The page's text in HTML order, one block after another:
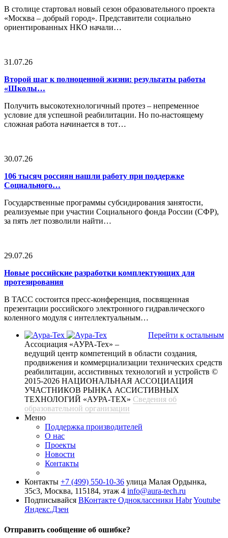
В столице стартовал новый сезон образовательного проекта
«Москва – добрый город». Представители социально
ориентированных НКО начали…
31.07.26
Второй шаг к полноценной жизни: результаты работы
«Школы…
Получить высокотехнологичный протез – непременное
условие для успешной реабилитации. Но по-настоящему
сложная работа начинается в тот…
30.07.26
106 тысяч россиян нашли работу при поддержке
Социального…
Государственные программы субсидирования занятости,
реализуемые при участии Социального фонда России (СФР),
за пять лет позволили найти…
29.07.26
Новые российские разработки комплектующих для
протезирования
В ТАСС состоится пресс-конференция, посвященная
презентации российского электронного гидравлического
коленного модуля с интеллектуальным…
Перейти к остальным
Ассоциация «АУРА-Тех» –
ведущий центр компетенций в области создания,
продвижения и коммерциализации технических средств
реабилитации, ассистивных технологий и устройств ©
2015-2026 НАЦИОНАЛЬНАЯ АССОЦИАЦИЯ
УЧАСТНИКОВ РЫНКА АССИСТИВНЫХ
ТЕХНОЛОГИЙ «АУРА-ТЕХ» Сведения об
образовательной организации
Меню
Поддержка производителей
О нас
Проекты
Новости
Контакты
Контакты +7 (499) 550-10-36 улица Малая Ордынка,
35с3, Москва, 115184, этаж 4 info@aura-tech.ru
Подписывайся ВКонтакте Одноклассники HabrYoutube
Яндекс.Дзен
Отправить сообщение об ошибке?